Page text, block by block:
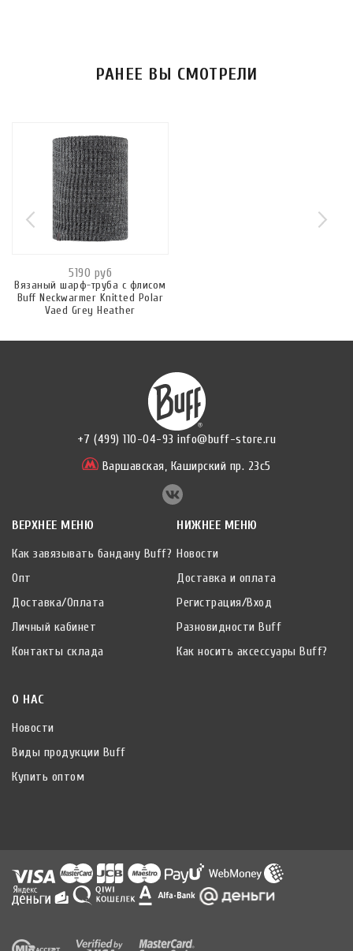
РАНЕЕ ВЫ СМОТРЕЛИ
5190 руб
Вязаный шарф-труба с флисом
Buff Neckwarmer Knitted Polar
Vaed Grey Heather
+7 (499) 110-04-93 info@buff-store.ru
Варшавская, Каширский пр. 23с5
ВЕРХНЕЕ МЕНЮ
Как завязывать бандану Buff?
Опт
Доставка/Оплата
Личный кабинет
Контакты склада
НИЖНЕЕ МЕНЮ
Новости
Доставка и оплата
Регистрация/Вход
Разновидности Buff
Как носить аксессуары Buff?
О НАС
Новости
Виды продукции Buff
Купить оптом